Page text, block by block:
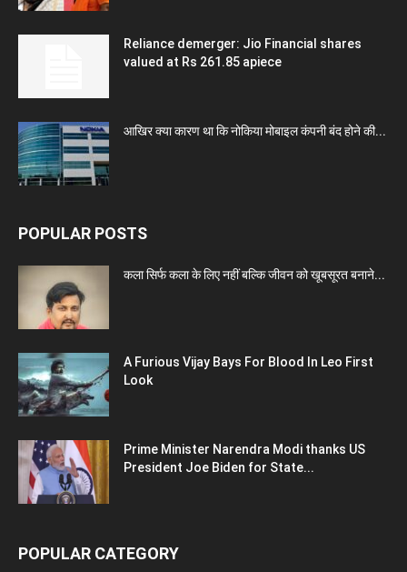
Reliance demerger: Jio Financial shares
valued at Rs 261.85 apiece
आखिर क्या कारण था कि नोकिया मोबाइल कंपनी बंद होने की...
POPULAR POSTS
कला सिर्फ कला के लिए नहीं बल्कि जीवन को खूबसूरत बनाने...
A Furious Vijay Bays For Blood In Leo First
Look
Prime Minister Narendra Modi thanks US
President Joe Biden for State...
POPULAR CATEGORY